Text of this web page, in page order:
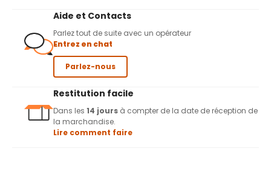
Aide et Contacts
Parlez tout de suite avec un opérateur
Entrez en chat
Parlez-nous
Restitution facile
Dans les 14 jours à compter de la date de réception de
la marchandise.
Lire comment faire